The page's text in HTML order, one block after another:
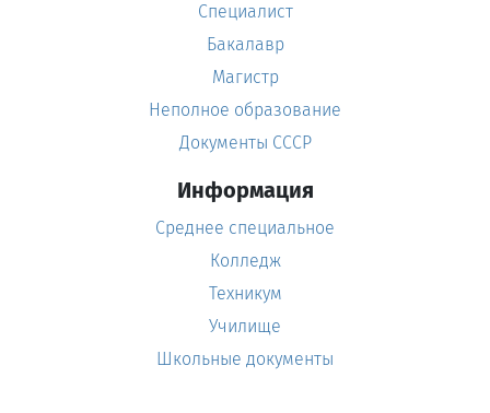
Специалист
Бакалавр
Магистр
Неполное образование
Документы СССР
Информация
Среднее специальное
Колледж
Техникум
Училище
Школьные документы